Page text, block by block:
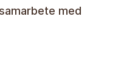
med